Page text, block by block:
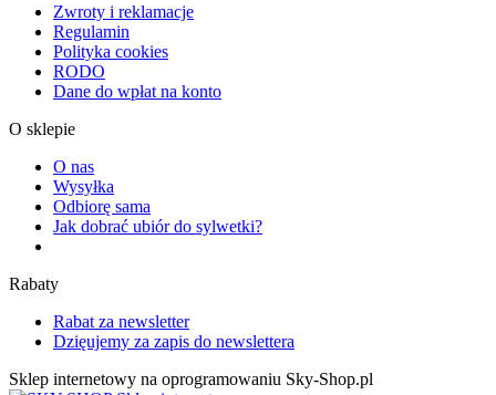
Zwroty i reklamacje
Regulamin
Polityka cookies
RODO
Dane do wpłat na konto
O sklepie
O nas
Wysyłka
Odbiorę sama
Jak dobrać ubiór do sylwetki?
Rabaty
Rabat za newsletter
Dzięujemy za zapis do newslettera
Sklep internetowy na oprogramowaniu Sky-Shop.pl